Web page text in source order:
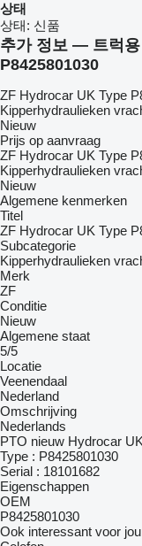
상태
상태: 신품
추가 정보 — 트럭
P8425801030
ZF Hydrocar UK Type
Kipperhydraulieken
Nieuw
Prijs op aanvraag
ZF Hydrocar UK Type
Kipperhydraulieken
Nieuw
Algemene kenmerken
Titel
ZF Hydrocar UK Type
Subcategorie
Kipperhydraulieken
Merk
ZF
Conditie
Nieuw
Algemene staat
5/5
Locatie
Veenendaal
Nederland
Omschrijving
Nederlands
PTO nieuw Hydrocar UK
Type : P8425801030
Serial : 18101682
Eigenschappen
OEM
P8425801030
Ook interessant voor jou